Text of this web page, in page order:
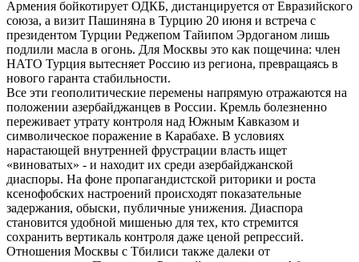
Армения бойкотирует ОДКБ, дистанцируется от Евразийского
союза, а визит Пашиняна в Турцию 20 июня и встреча с
президентом Турции Реджепом Тайипом Эрдоганом лишь
подлили масла в огонь. Для Москвы это как пощечина: член
НАТО Турция вытесняет Россию из региона, превращаясь в
нового гаранта стабильности.
Все эти геополитические перемены напрямую отражаются на
положении азербайджанцев в России. Кремль болезненно
переживает утрату контроля над Южным Кавказом и
символическое поражение в Карабахе. В условиях
нарастающей внутренней фрустрации власть ищет
«виноватых» - и находит их среди азербайджанской
диаспоры. На фоне пропагандистской риторики и роста
ксенофобских настроений происходят показательные
задержания, обыски, публичные унижения. Диаспора
становится удобной мишенью для тех, кто стремится
сохранить вертикаль контроля даже ценой репрессий.
Отношения Москвы с Тбилиси также далеки от